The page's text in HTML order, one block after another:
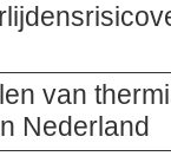
van
Nederland